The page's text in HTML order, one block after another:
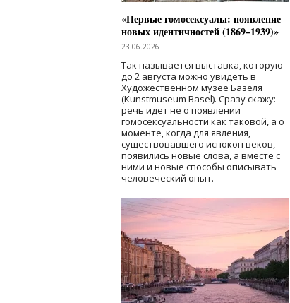
«Первые гомосексуалы: появление
новых идентичностей (1869–1939)»
23.06.2026
Так называется выставка, которую
до 2 августа можно увидеть в
Художественном музее Базеля
(Kunstmuseum Basel). Сразу скажу:
речь идет не о появлении
гомосексуальности как таковой, а о
моменте, когда для явления,
существовавшего испокон веков,
появились новые слова, а вместе с
ними и новые способы описывать
человеческий опыт.